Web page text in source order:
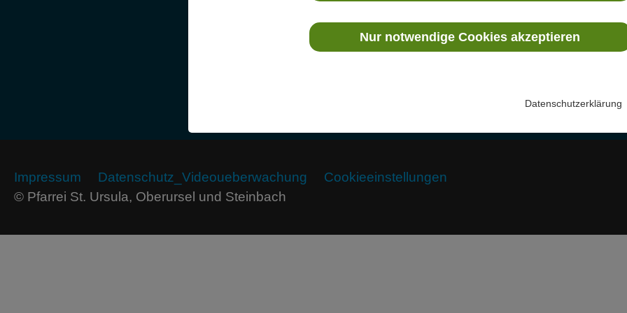
Nur notwendige Cookies akzeptieren
Datenschutzerklärung
Impressum Datenschutz_Videoueberwachung
Cookieeinstellungen
© Pfarrei St. Ursula, Oberursel und Steinbach